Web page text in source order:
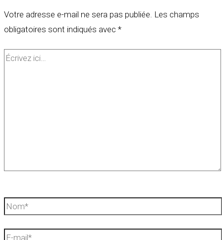
Votre adresse e-mail ne sera pas publiée. Les champs
obligatoires sont indiqués avec *
Écrivez
Nom*
E-